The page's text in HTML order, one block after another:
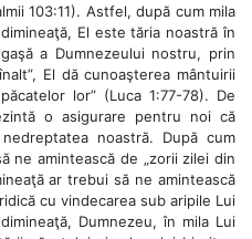
103:11). Astfel, după cum mila
El este tăria noastră în
a Dumnezeului nostru, prin
El dă cunoaşterea mântuirii
lor” (Luca 1:77-78). De
o asigurare pentru noi că
noastră. După cum
ne amintească de „zorii zilei din
ar trebui să ne amintească
cu vindecarea sub aripile Lui
Dumnezeu, în mila Lui